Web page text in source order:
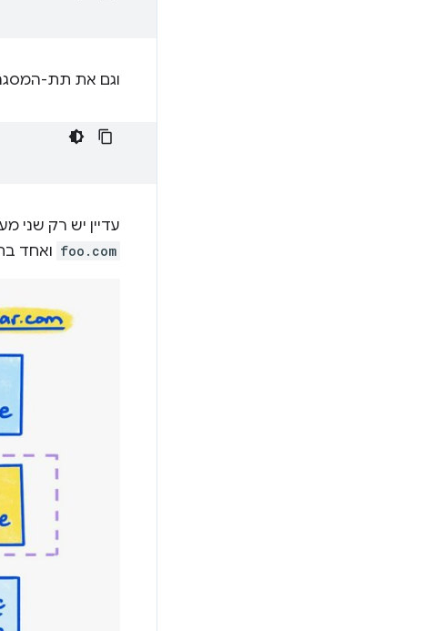
וגם את תת-
עדיין יש רק שני
foo.com ואחד